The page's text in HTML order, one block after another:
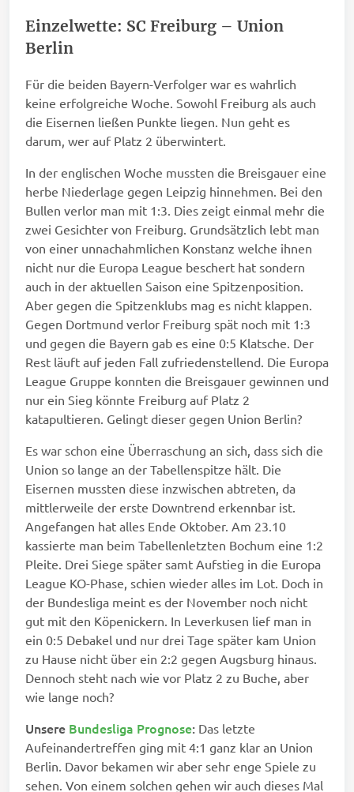
Einzelwette: SC Freiburg – Union
Berlin
Für die beiden Bayern-Verfolger war es wahrlich
keine erfolgreiche Woche. Sowohl Freiburg als auch
die Eisernen ließen Punkte liegen. Nun geht es
darum, wer auf Platz 2 überwintert.
In der englischen Woche mussten die Breisgauer eine
herbe Niederlage gegen Leipzig hinnehmen. Bei den
Bullen verlor man mit 1:3. Dies zeigt einmal mehr die
zwei Gesichter von Freiburg. Grundsätzlich lebt man
von einer unnachahmlichen Konstanz welche ihnen
nicht nur die Europa League beschert hat sondern
auch in der aktuellen Saison eine Spitzenposition.
Aber gegen die Spitzenklubs mag es nicht klappen.
Gegen Dortmund verlor Freiburg spät noch mit 1:3
und gegen die Bayern gab es eine 0:5 Klatsche. Der
Rest läuft auf jeden Fall zufriedenstellend. Die Europa
League Gruppe konnten die Breisgauer gewinnen und
nur ein Sieg könnte Freiburg auf Platz 2
katapultieren. Gelingt dieser gegen Union Berlin?
Es war schon eine Überraschung an sich, dass sich die
Union so lange an der Tabellenspitze hält. Die
Eisernen mussten diese inzwischen abtreten, da
mittlerweile der erste Downtrend erkennbar ist.
Angefangen hat alles Ende Oktober. Am 23.10
kassierte man beim Tabellenletzten Bochum eine 1:2
Pleite. Drei Siege später samt Aufstieg in die Europa
League KO-Phase, schien wieder alles im Lot. Doch in
der Bundesliga meint es der November noch nicht
gut mit den Köpenickern. In Leverkusen lief man in
ein 0:5 Debakel und nur drei Tage später kam Union
zu Hause nicht über ein 2:2 gegen Augsburg hinaus.
Dennoch steht nach wie vor Platz 2 zu Buche, aber
wie lange noch?
Unsere Bundesliga Prognose: Das letzte
Aufeinandertreffen ging mit 4:1 ganz klar an Union
Berlin. Davor bekamen wir aber sehr enge Spiele zu
sehen. Von einem solchen gehen wir auch dieses Mal